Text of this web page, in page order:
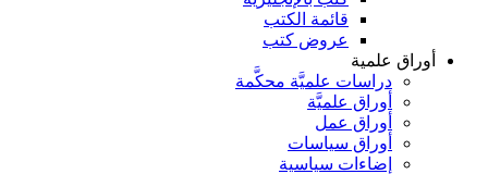
قائمة الكتب
عروض كتب
أوراق علمية
دراسات علميَّة محكَّمة
أوراق علميَّة
أوراق عمل
أوراق سياسات
إضاءات سياسية